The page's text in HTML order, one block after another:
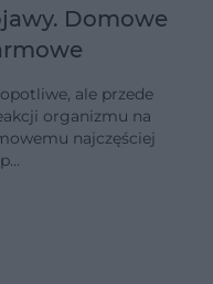
Domowe
ale przede
organizmu na
najczęściej